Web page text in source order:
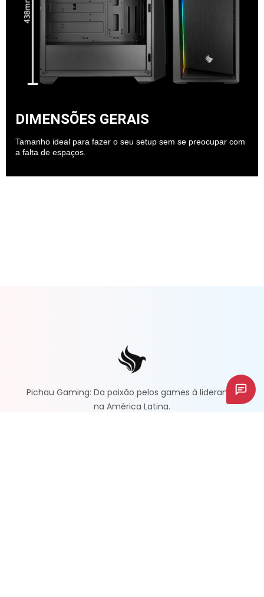
DIMENSÕES GERAIS
Tamanho ideal para fazer o seu setup sem se preocupar com
a falta de espaços.
Pichau Gaming: Da paixão pelos games à liderança
na América Latina.